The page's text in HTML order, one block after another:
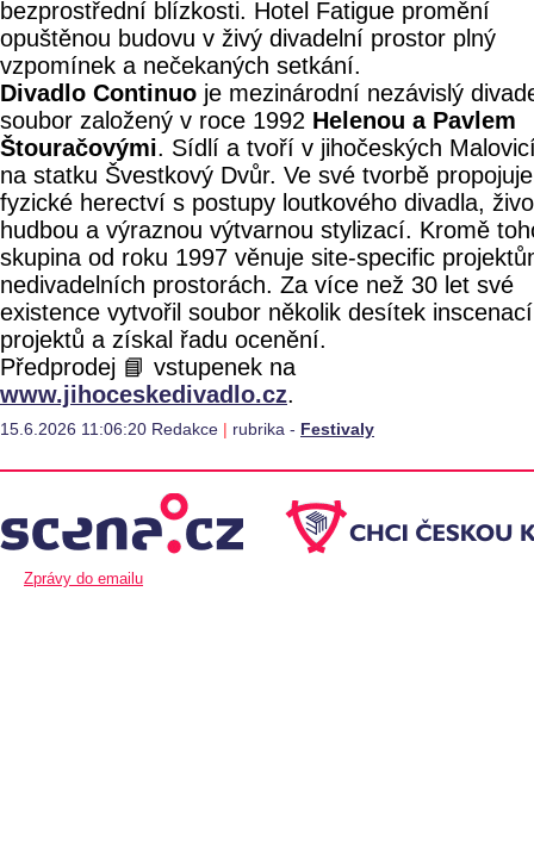
bezprostřední blízkosti. Hotel Fatigue promění
opuštěnou budovu v živý divadelní prostor plný
vzpomínek a nečekaných setkání.
Divadlo Continuo je mezinárodní nezávislý
soubor založený v roce 1992 Helenou a Pavlem
Štouračovými. Sídlí a tvoří v jihočeských
na statku Švestkový Dvůr. Ve své tvorbě propojuje
fyzické herectví s postupy loutkového divadla,
hudbou a výraznou výtvarnou stylizací. Kromě
skupina od roku 1997 věnuje site-specific
nedivadelních prostorách. Za více než 30 let své
existence vytvořil soubor několik desítek
projektů a získal řadu ocenění.
Předprodej 📘 vstupenek na
www.jihoceskedivadlo.cz.
15.6.2026 11:06:20 Redakce | rubrika - Festivaly
Zprávy do emailu